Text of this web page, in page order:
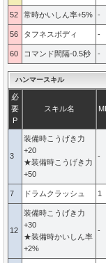
52 常時かいしん率+5% -
56 タフネスボディ -
60 コマンド間隔-0.5秒 -
ハンマースキル
必
要
P
スキル名
3
装備時こうげき力
+20
★装備時こうげき力
+50
-
7 ドラムクラッシュ 1
12
装備時こうげき力
+30
★装備時かいしん率
+2%
-